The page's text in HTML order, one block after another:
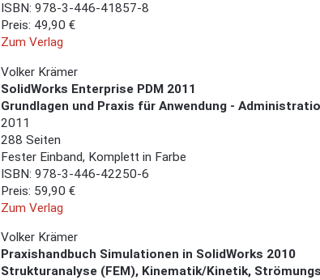
ISBN: 978-3-446-41857-8
Preis: 49,90 €
Zum Verlag
Volker Krämer
SolidWorks Enterprise PDM 2011
Grundlagen und Praxis für Anwendung -
2011
288 Seiten
Fester Einband, Komplett in Farbe
ISBN: 978-3-446-42250-6
Preis: 59,90 €
Zum Verlag
Volker Krämer
Praxishandbuch Simulationen in SolidWorks 2010
Strukturanalyse (FEM), Kinematik/Kinetik,